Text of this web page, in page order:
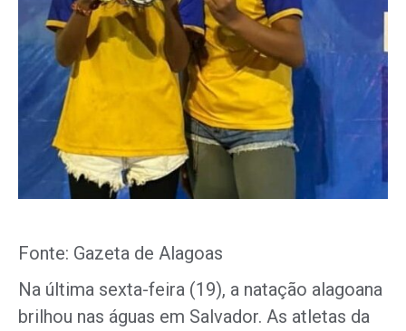
Fonte: Gazeta de Alagoas
Na última sexta-feira (19), a natação alagoana
brilhou nas águas em Salvador. As atletas da